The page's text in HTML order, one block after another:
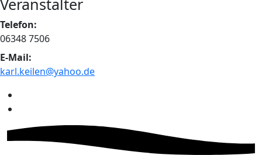
Veranstalter
Telefon:
06348 7506
E-Mail:
karl.keilen@yahoo.de